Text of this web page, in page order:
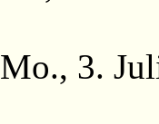
3.